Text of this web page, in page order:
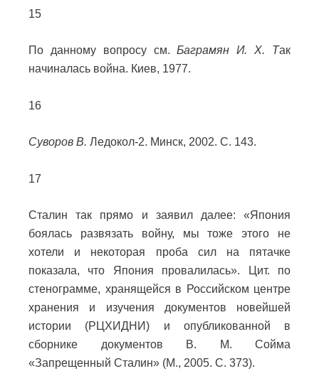
15
По данному вопросу см.Баграмян И. Х. Так
начиналась война. Киев, 1977.
16
Суворов В. Ледокол-2. Минск, 2002. С. 143.
17
Сталин так прямо и заявил далее: «Япония
боялась развязать войну, мы тоже этого не
хотели и некоторая проба сил на пятачке
показала, что Япония провалилась». Цит. по
стенограмме, хранящейся в Российском центре
хранения и изучения документов новейшей
истории (РЦХИДНИ) и опубликованной в
сборнике документов В. M. Сойма
«Запрещенный Сталин» (M., 2005. С. 373).